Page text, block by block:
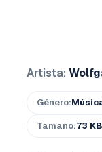
Artista:
Género:
Tamaño:73 KB